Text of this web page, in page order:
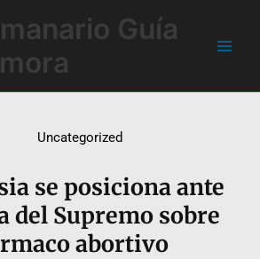
Guía
Uncategorized
se posiciona ante
del Supremo sobre
abortivo